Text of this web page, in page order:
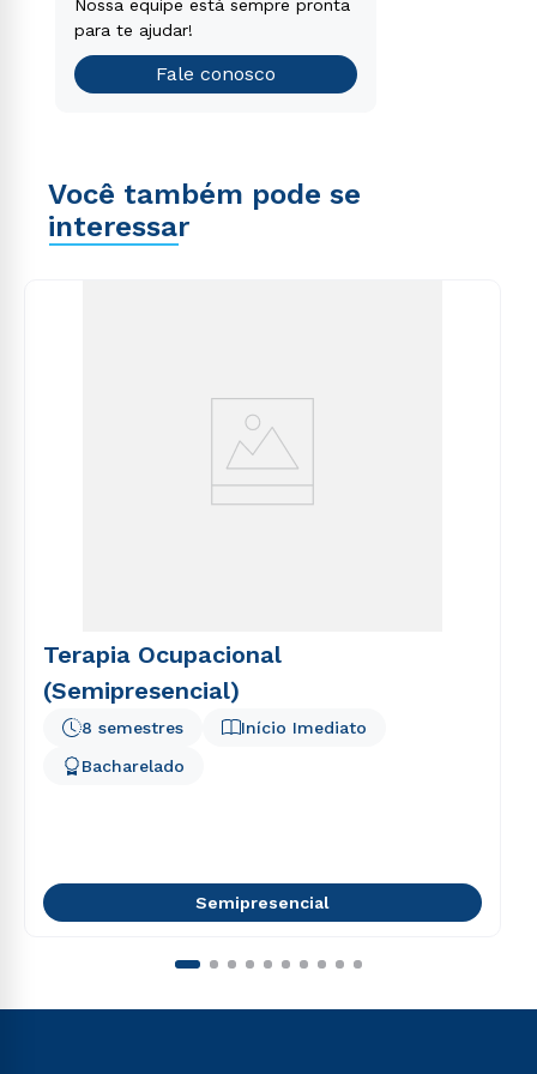
Encontre o curso de graduação
que é o ideal para você.
Teste vocacional
Nossa equipe está sempre pronta
para te ajudar!
Fale conosco
Você também pode se
interessar
Terapia Ocupacional
(Semipresencial)
Início Imediato
8 semestres
Bacharelado
Semipresencial